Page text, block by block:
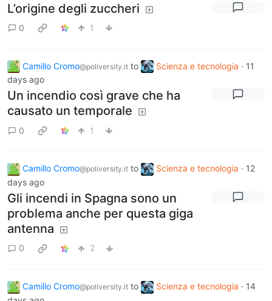
L’origine degli zuccheri
0 1
Camillo Cromo@poliversity.it to Scienza e tecnologia · 11
days ago
Un incendio così grave che ha
causato un temporale
0 1
Camillo Cromo@poliversity.it to Scienza e tecnologia · 12
days ago
Gli incendi in Spagna sono un
problema anche per questa giga
antenna
0 2
Camillo Cromo@poliversity.it to Scienza e tecnologia · 14